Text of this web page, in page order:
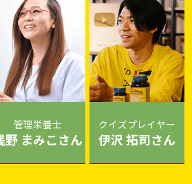
管理栄養士
野 まみこさん
クイズプレイヤー
伊沢 拓司さん